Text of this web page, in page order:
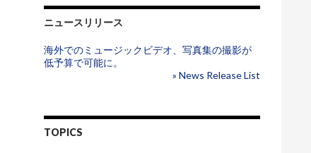
ニュースリリース
海外でのミュージックビデオ、写真集の撮影が
低予算で可能に。
» News Release List
TOPICS